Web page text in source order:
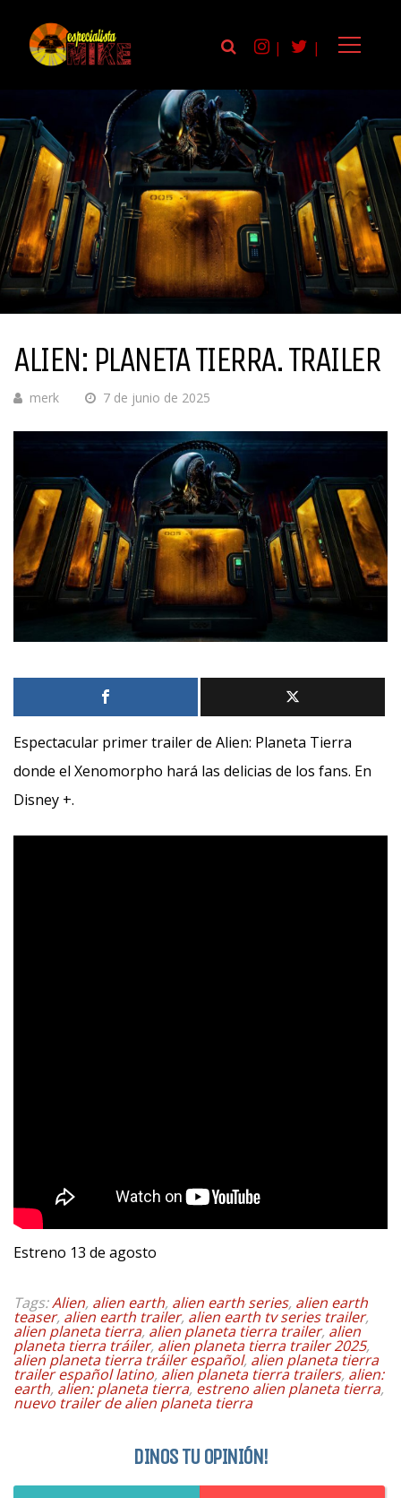
| |
ALIEN: PLANETA TIERRA. TRAILER
merk 7 de junio de 2025
Espectacular primer trailer de Alien: Planeta Tierra
donde el Xenomorpho hará las delicias de los fans. En
Disney +.
Estreno 13 de agosto
Tags:Alien, alien earth, alien earth series, alien earth
teaser, alien earth trailer, alien earth tv series trailer,
alien planeta tierra, alien planeta tierra trailer, alien
planeta tierra tráiler, alien planeta tierra trailer 2025,
alien planeta tierra tráiler español, alien planeta tierra
trailer español latino, alien planeta tierra trailers, alien:
earth, alien: planeta tierra, estreno alien planeta tierra,
nuevo trailer de alien planeta tierra
DINOS TU OPINIÓN!